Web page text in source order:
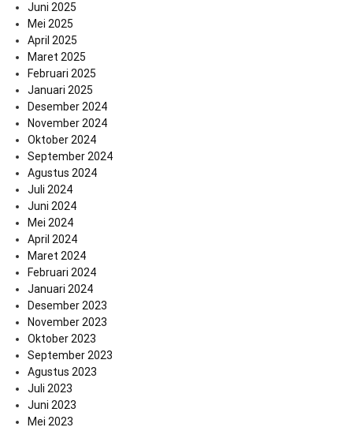
Juni 2025
Mei 2025
April 2025
Maret 2025
Februari 2025
Januari 2025
Desember 2024
November 2024
Oktober 2024
September 2024
Agustus 2024
Juli 2024
Juni 2024
Mei 2024
April 2024
Maret 2024
Februari 2024
Januari 2024
Desember 2023
November 2023
Oktober 2023
September 2023
Agustus 2023
Juli 2023
Juni 2023
Mei 2023